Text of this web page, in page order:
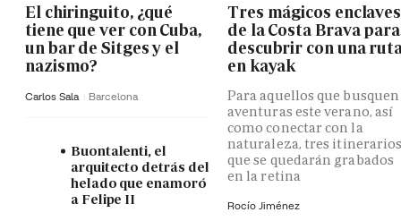
El chiringuito, ¿qué
tiene que ver con Cuba,
un bar de Sitges y el
nazismo?
Carlos Sala Barcelona
Buontalenti, el
arquitecto detrás del
helado que enamoró
a Felipe II
Tres mágicos enclaves
de la Costa Brava para
descubrir con una
en kayak
Para aquellos que busquen
aventuras este verano, así
como conectar con la
naturaleza, tres
que se quedarán grabados
en la retina
Rocío Jiménez